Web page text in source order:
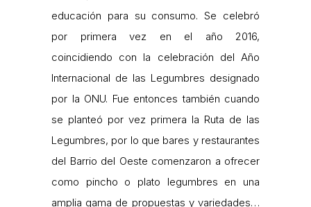
educación para su consumo. Se celebró
por primera vez en el año 2016,
coincidiendo con la celebración del Año
Internacional de las Legumbres designado
por la ONU. Fue entonces también cuando
se planteó por vez primera la Ruta de las
Legumbres, por lo que bares y restaurantes
del Barrio del Oeste comenzaron a ofrecer
como pincho o plato legumbres en una
amplia gama de propuestas y variedades…